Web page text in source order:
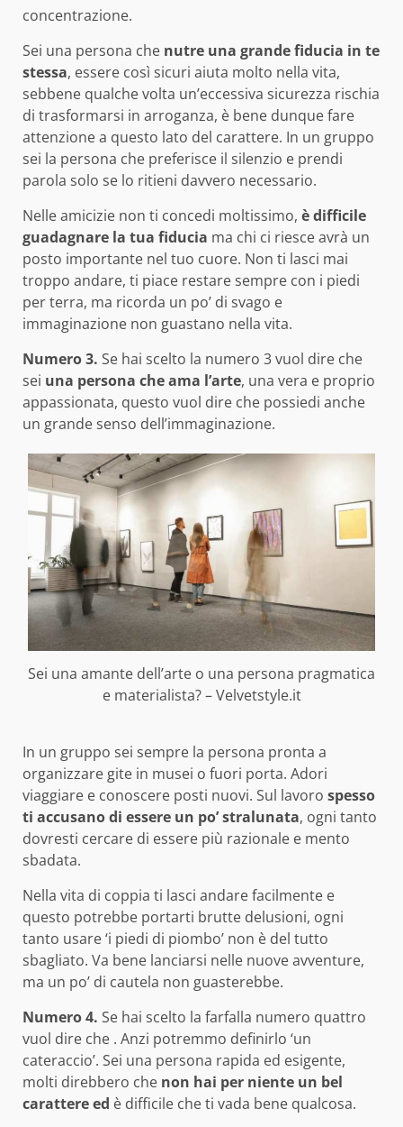
concentrazione.
Sei una persona che nutre una grande fiducia in te
stessa, essere così sicuri aiuta molto nella vita,
sebbene qualche volta un’eccessiva sicurezza rischia
di trasformarsi in arroganza, è bene dunque fare
attenzione a questo lato del carattere. In un gruppo
sei la persona che preferisce il silenzio e prendi
parola solo se lo ritieni davvero necessario.
Nelle amicizie non ti concedi moltissimo, è difficile
guadagnare la tua fiducia ma chi ci riesce avrà un
posto importante nel tuo cuore. Non ti lasci mai
troppo andare, ti piace restare sempre con i piedi
per terra, ma ricorda un po’ di svago e
immaginazione non guastano nella vita.
Numero 3. Se hai scelto la numero 3 vuol dire che
sei una persona che ama l’arte, una vera e proprio
appassionata, questo vuol dire che possiedi anche
un grande senso dell’immaginazione.
Sei una amante dell’arte o una persona pragmatica
e materialista? – Velvetstyle.it
In un gruppo sei sempre la persona pronta a
organizzare gite in musei o fuori porta. Adori
viaggiare e conoscere posti nuovi. Sul lavoro spesso
ti accusano di essere un po’ stralunata, ogni tanto
dovresti cercare di essere più razionale e mento
sbadata.
Nella vita di coppia ti lasci andare facilmente e
questo potrebbe portarti brutte delusioni, ogni
tanto usare ‘i piedi di piombo’ non è del tutto
sbagliato. Va bene lanciarsi nelle nuove avventure,
ma un po’ di cautela non guasterebbe.
Numero 4. Se hai scelto la farfalla numero quattro
vuol dire che . Anzi potremmo definirlo ‘un
cateraccio’. Sei una persona rapida ed esigente,
molti direbbero che non hai per niente un bel
carattere ed è difficile che ti vada bene qualcosa.